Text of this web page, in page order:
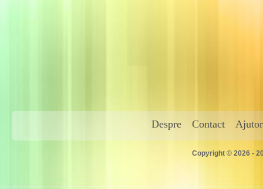
Despre Contact Ajutor
Copyright © 2026 -